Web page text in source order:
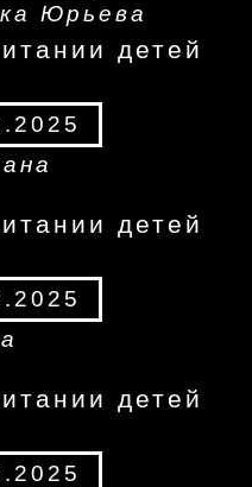
Юрьева
детей
детей
детей